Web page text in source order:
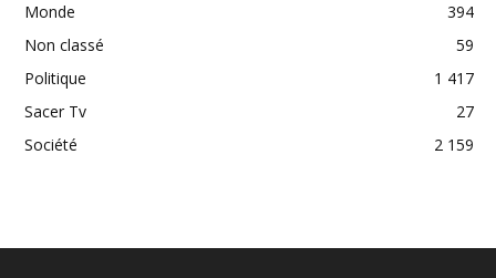
Monde
394
Non classé
59
Politique
1 417
Sacer Tv
27
Société
2 159